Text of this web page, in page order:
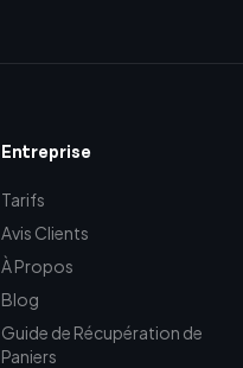
Entreprise
Tarifs
Avis Clients
À Propos
Blog
Guide de Récupération de
Paniers